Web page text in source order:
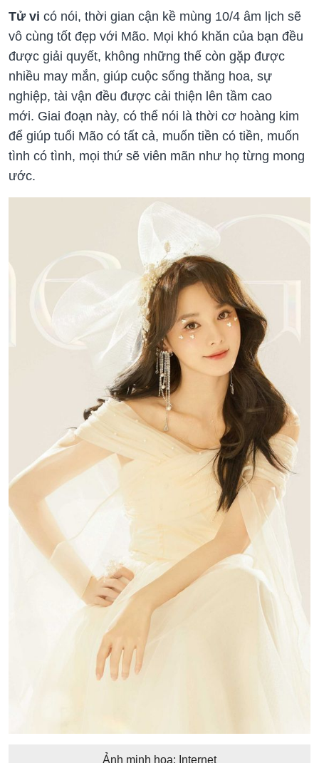
Tử vi có nói, thời gian cận kề mùng 10/4 âm lịch sẽ
vô cùng tốt đẹp với Mão. Mọi khó khăn của bạn đều
được giải quyết, không những thế còn gặp được
nhiều may mắn, giúp cuộc sống thăng hoa, sự
nghiệp, tài vận đều được cải thiện lên tầm cao
mới. Giai đoạn này, có thể nói là thời cơ hoàng kim
để giúp tuổi Mão có tất cả, muốn tiền có tiền, muốn
tình có tình, mọi thứ sẽ viên mãn như họ từng mong
ước.
Ảnh minh họa: Internet